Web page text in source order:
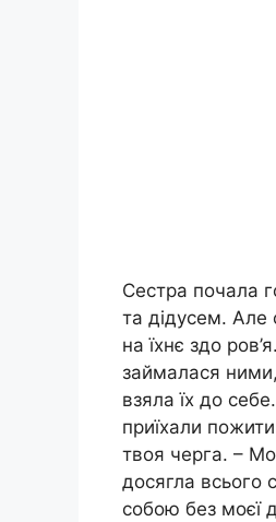
Сестра почала
та дідусем. Але
на їхнє здо
займалася
взяла їх до
приїхали
твоя черга. –
досягла всього
собою без моєї